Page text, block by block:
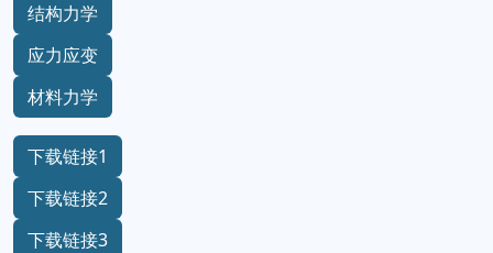
结构力学
应力应变
材料力学
下载链接1
下载链接2
下载链接3